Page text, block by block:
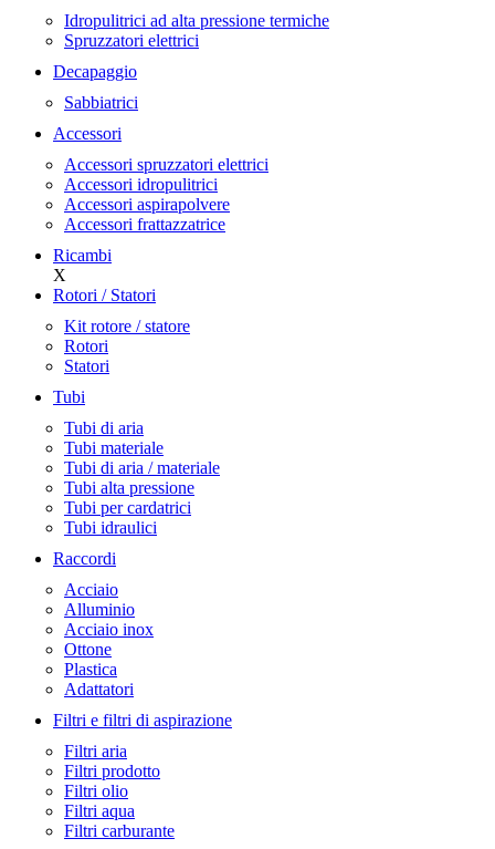
Idropulitrici ad alta pressione termiche
Spruzzatori elettrici
Decapaggio
Sabbiatrici
Accessori
Accessori spruzzatori elettrici
Accessori idropulitrici
Accessori aspirapolvere
Accessori frattazzatrice
Ricambi
X
Rotori / Statori
Kit rotore / statore
Rotori
Statori
Tubi
Tubi di aria
Tubi materiale
Tubi di aria / materiale
Tubi alta pressione
Tubi per cardatrici
Tubi idraulici
Raccordi
Acciaio
Alluminio
Acciaio inox
Ottone
Plastica
Adattatori
Filtri e filtri di aspirazione
Filtri aria
Filtri prodotto
Filtri olio
Filtri aqua
Filtri carburante